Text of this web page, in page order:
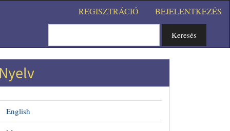
REGISZTRÁCIÓ BEJELENTKEZÉS
Keresés
Nyelv
English